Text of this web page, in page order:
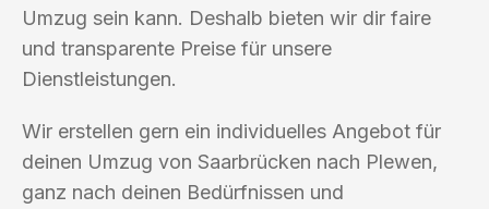
Umzug sein kann. Deshalb bieten wir dir faire
und transparente Preise für unsere
Dienstleistungen.
Wir erstellen gern ein individuelles Angebot für
deinen Umzug von Saarbrücken nach Plewen,
ganz nach deinen Bedürfnissen und